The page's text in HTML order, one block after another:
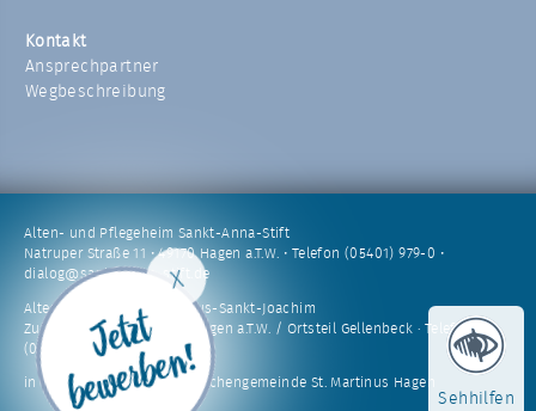
Sehhilfen
Kontakt
Ansprechpartner
Wegbeschreibung
Alten- und Pflegeheim Sankt-Anna-Stift
Natruper Straße 11 • 49170 Hagen a.T.W. • Telefon (05401) 979-0 •
dialog@sankt-anna-stift.de
Alten- und Pflegeheim Haus-Sankt-Joachim
Zum Butterberg 5 · 49170 Hagen a.T.W. / Ortsteil Gellenbeck · Telefon
(05405) 5073-0
in Trägerschaft der Kath. Kirchengemeinde St. Martinus Hagen